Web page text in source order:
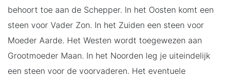
behoort toe aan de Schepper. In het Oosten komt een
steen voor Vader Zon. In het Zuiden een steen voor
Moeder Aarde. Het Westen wordt toegewezen aan
Grootmoeder Maan. In het Noorden leg je uiteindelijk
een steen voor de voorvaderen. Het eventuele